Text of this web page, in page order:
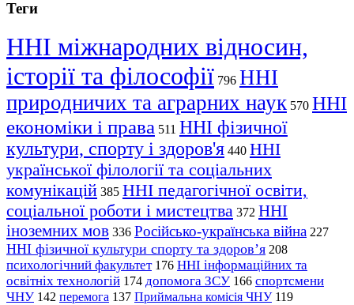
Теги
ННІ міжнародних відносин,
історії та філософії 796 ННІ
природничих та аграрних наук 570 ННІ
економіки і права 511 ННІ фізичної
культури, спорту і здоров'я 440 ННІ
української філології та соціальних
комунікацій 385 ННІ педагогічної освіти,
соціальної роботи і мистецтва 372 ННІ
іноземних мов 336 Російсько-українська війна 227
ННІ фізичної культури спорту та здоров’я 208
психологічний факультет 176 ННІ інформаційних та
освітніх технологій 174 допомога ЗСУ 166 спортсмени
ЧНУ 142 перемога 137 Приймальна комісія ЧНУ 119